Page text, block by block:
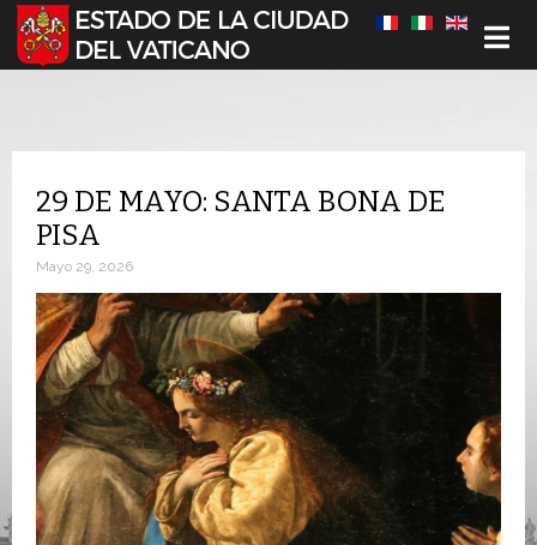
Seleccione su idioma
29 DE MAYO: SANTA BONA DE
PISA
Mayo 29, 2026